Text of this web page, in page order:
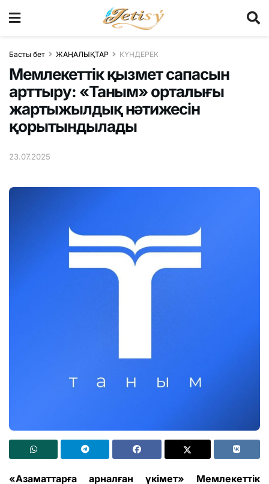
Басты бет ЖАҢАЛЫҚТАР КҮНДЕРЕК
Мемлекеттік қызмет сапасын
арттыру: «Таным» орталығы
жартыжылдық нәтижесін
қорытындылады
23.07.2025
«Азаматтарға арналған үкімет» Мемлекеттік